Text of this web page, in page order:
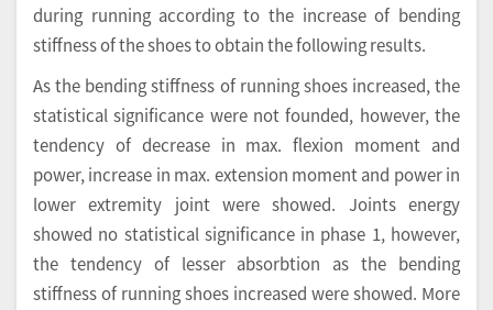
during running according to the increase of bending
stiffness of the shoes to obtain the following results.
As the bending stiffness of running shoes increased, the
statistical significance were not founded, however, the
tendency of decrease in max. flexion moment and
power, increase in max. extension moment and power in
lower extremity joint were showed. Joints energy
showed no statistical significance in phase 1, however,
the tendency of lesser absorbtion as the bending
stiffness of running shoes increased were showed. More